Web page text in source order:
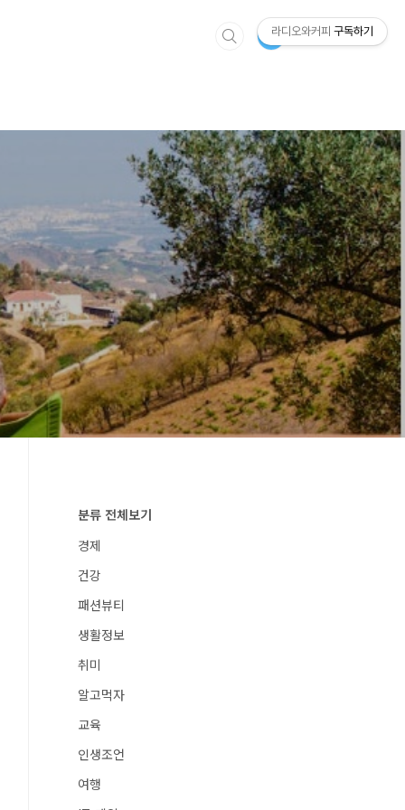
분류 전체보기
경제
건강
패션뷰티
생활정보
취미
알고먹자
교육
인생조언
여행
라디오와커피 구독하기